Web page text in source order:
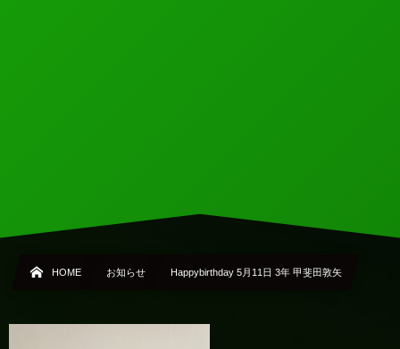
HOME お知らせ Happybirthday 5月11日 3年 甲斐田敦矢